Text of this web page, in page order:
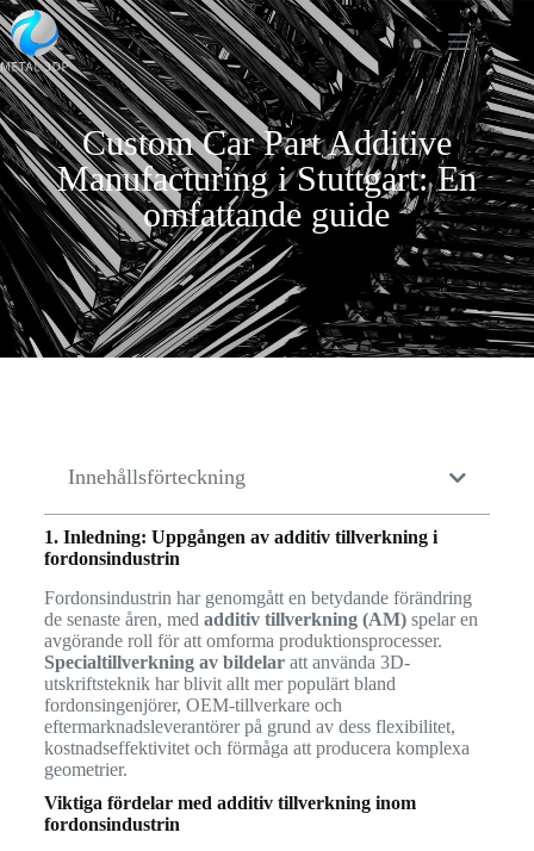
Custom Car Part Additive
Manufacturing i Stuttgart: En
omfattande guide
Innehållsförteckning
1. Inledning: Uppgången av additiv tillverkning i
fordonsindustrin
Fordonsindustrin har genomgått en betydande förändring
de senaste åren, med additiv tillverkning (AM)spelar en
avgörande roll för att omforma produktionsprocesser.
Specialtillverkning av bildelaratt använda 3D-
utskriftsteknik har blivit allt mer populärt bland
fordonsingenjörer, OEM-tillverkare och
eftermarknadsleverantörer på grund av dess flexibilitet,
kostnadseffektivitet och förmåga att producera komplexa
geometrier.
Viktiga fördelar med additiv tillverkning inom
fordonsindustrin